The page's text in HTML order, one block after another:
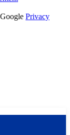
Privacy